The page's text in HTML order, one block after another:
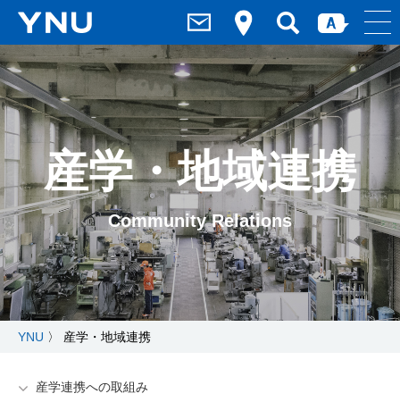
産学・地域連携
Community Relations
YNU 〉 産学・地域連携
産学連携への取組み